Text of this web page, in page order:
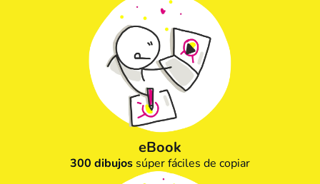
eBook
300 dibujos súper fáciles de copiar